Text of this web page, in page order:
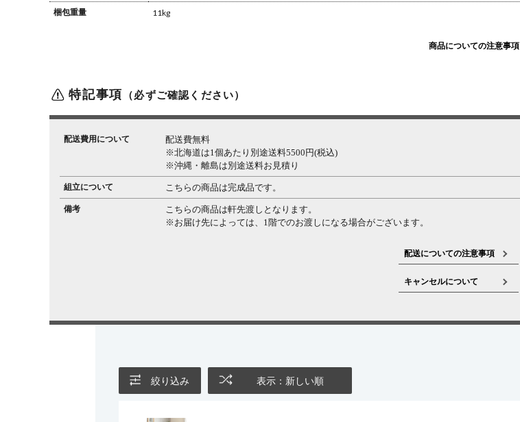
梱包重量 11kg
商品についての注意事項
特記事項 （必ずご確認ください）
配送費用について
配送費無料
※北海道は1個あたり別途送料5500円(税込)
※沖縄・離島は別途送料お見積り
組立について こちらの商品は完成品です。
備考
こちらの商品は軒先渡しとなります。
※お届け先によっては、1階でのお渡しになる場合がございます。
配送についての注意事項
キャンセルについて
絞り込み 表示：新しい順